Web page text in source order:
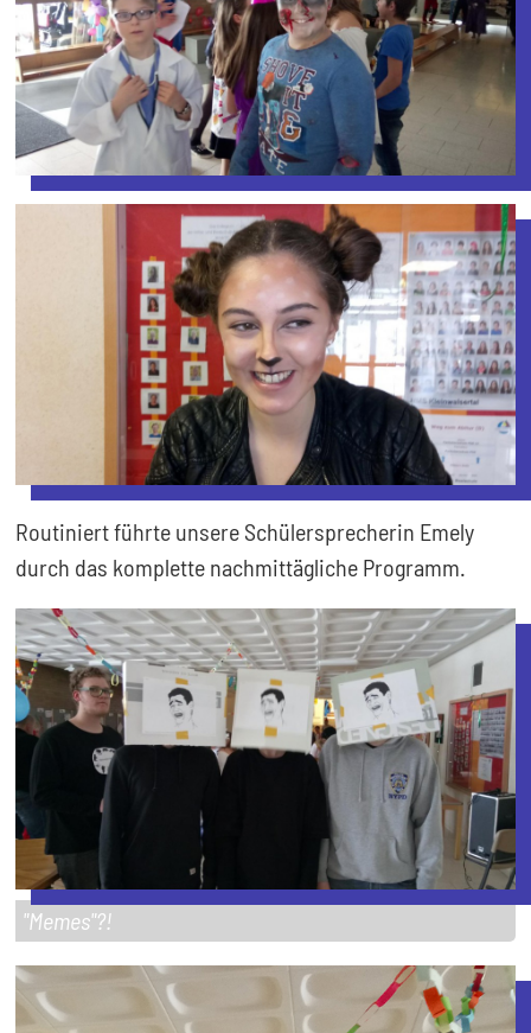
Routiniert führte unsere Schülersprecherin Emely
durch das komplette nachmittägliche Programm.
"Memes"?!